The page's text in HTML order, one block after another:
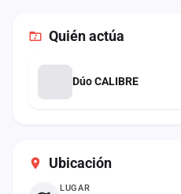
Ubicación
LUGAR
Quién actúa
Dúo CALIBRE